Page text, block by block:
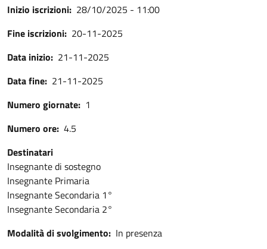
Inizio iscrizioni 28/10/2025 - 11:00
Fine iscrizioni 20-11-2025
Data inizio 21-11-2025
Data fine 21-11-2025
Numero giornate 1
Numero ore 4.5
Destinatari
Insegnante di sostegno
Insegnante Primaria
Insegnante Secondaria 1°
Insegnante Secondaria 2°
Modalità di svolgimento In presenza